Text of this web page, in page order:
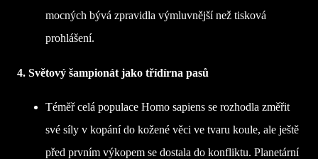
mocných bývá zpravidla výmluvnější než tisková
prohlášení.
4. Světový šampionát jako třídírna pasů
Téměř celá populace Homo sapiens se rozhodla změřit
své síly v kopání do kožené věci ve tvaru koule, ale ještě
před prvním výkopem se dostala do konfliktu. Planetární